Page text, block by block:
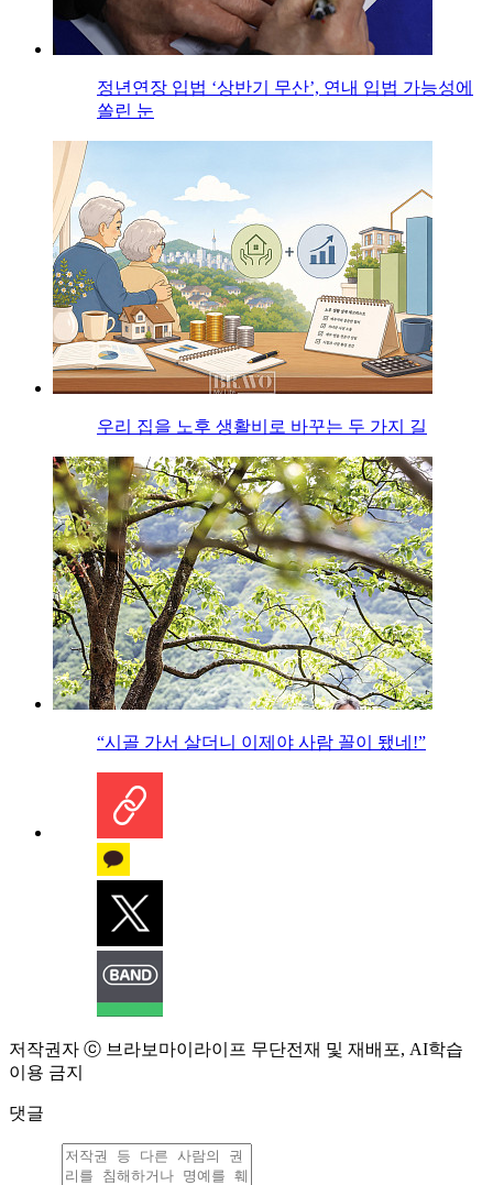
정년연장 입법 ‘상반기 무산’, 연내 입법 가능성에
쏠린 눈
우리 집을 노후 생활비로 바꾸는 두 가지 길
“시골 가서 살더니 이제야 사람 꼴이 됐네!”
저작권자 ⓒ 브라보마이라이프 무단전재 및 재배포, AI학습
이용 금지
댓글